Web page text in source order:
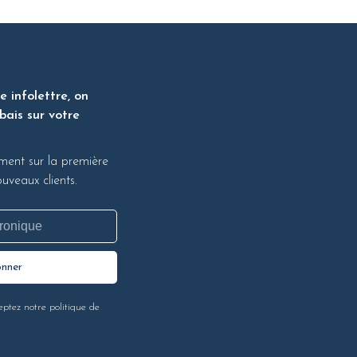
infolettre, on
sur votre
sur la première
clients.
notre politique de